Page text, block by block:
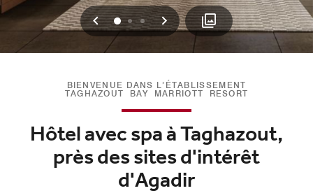
Précédent
012 Suivant
BIENVENUE DANS L’ÉTABLISSEMENT
TAGHAZOUT BAY MARRIOTT RESORT
Hôtel avec spa à Taghazout,
près des sites d'intérêt
d'Agadir